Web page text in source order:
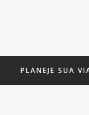
PLANEJE SUA